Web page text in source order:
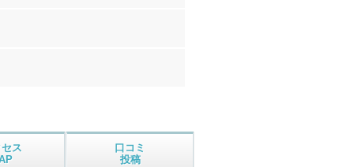
ス
口コミ
投稿